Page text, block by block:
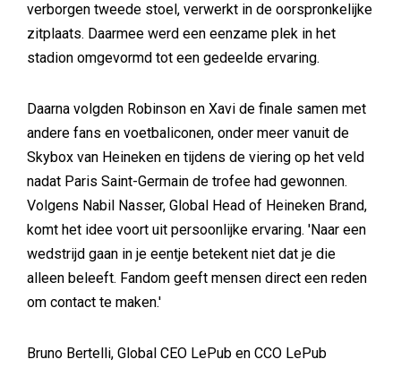
verborgen tweede stoel, verwerkt in de oorspronkelijke
zitplaats. Daarmee werd een eenzame plek in het
stadion omgevormd tot een gedeelde ervaring.
Daarna volgden Robinson en Xavi de finale samen met
andere fans en voetbaliconen, onder meer vanuit de
Skybox van Heineken en tijdens de viering op het veld
nadat Paris Saint-Germain de trofee had gewonnen.
Volgens Nabil Nasser, Global Head of Heineken Brand,
komt het idee voort uit persoonlijke ervaring. 'Naar een
wedstrijd gaan in je eentje betekent niet dat je die
alleen beleeft. Fandom geeft mensen direct een reden
om contact te maken.'
Bruno Bertelli, Global CEO LePub en CCO LePub